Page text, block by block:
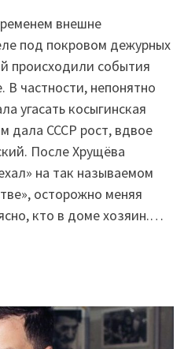
внешне
под покровом дежурных
происходили события
В частности, непонятно
угасать косыгинская
дала СССР рост, вдвое
После Хрущёва
на так называемом
осторожно меняя
кто в доме хозяин.…